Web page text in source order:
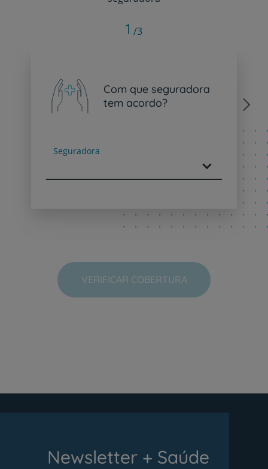
Com que seguradora
tem acordo?
Seguradora
Next
1 /3
VERIFICAR COBERTURA
Newsletter + Saúde